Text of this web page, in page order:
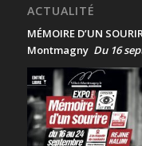
ACTUALITÉ
MÉMOIRE D’UN
Montmagny Du 16